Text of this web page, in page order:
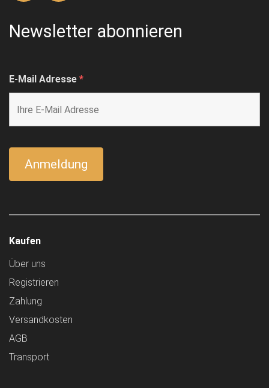
Newsletter abonnieren
E-Mail Adresse *
Kaufen
Über uns
Registrieren
Zahlung
Versandkosten
AGB
Transport